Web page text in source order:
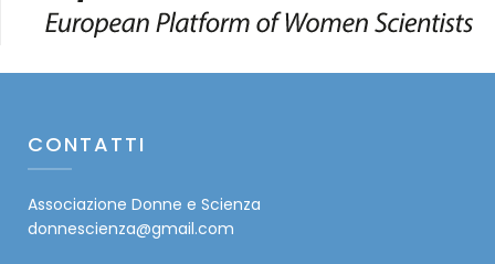
CONTATTI
Associazione Donne e Scienza
donnescienza@gmail.com